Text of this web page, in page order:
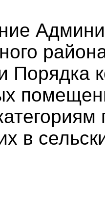
Порядка
в